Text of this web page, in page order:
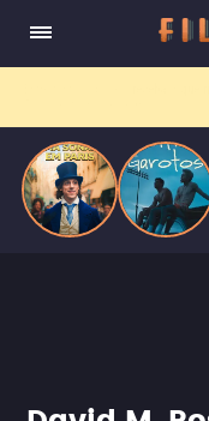
Paris
obras-primas,